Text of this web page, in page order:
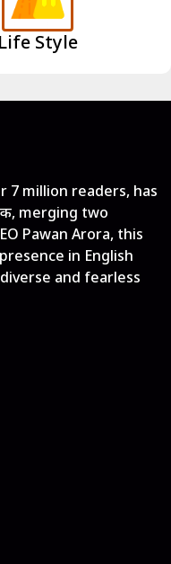
Life Style
7 million readers, has
merging two
Pawan Arora, this
in English
and fearless